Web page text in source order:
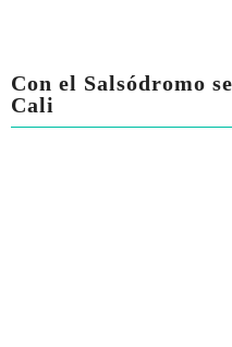
Con el Salsódromo
Cali